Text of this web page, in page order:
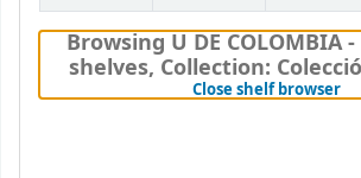
Browsing U DE COLOMBIA
shelves, Collection:
Close shelf browser